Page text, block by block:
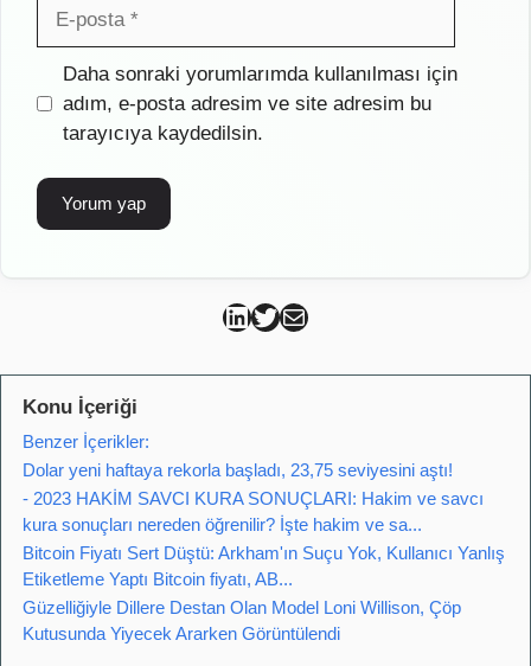
posta
İnternet
sitesi
Daha sonraki yorumlarımda kullanılması için
adım, e-posta adresim ve site adresim bu
tarayıcıya kaydedilsin.
Can Kütahya Linkedin
Can Kütahya Twitter
Can Kütahya Mail
Konu İçeriği
Benzer İçerikler:
Dolar yeni haftaya rekorla başladı, 23,75 seviyesini aştı!
- 2023 HAKİM SAVCI KURA SONUÇLARI: Hakim ve savcı
kura sonuçları nereden öğrenilir? İşte hakim ve sa...
Bitcoin Fiyatı Sert Düştü: Arkham'ın Suçu Yok, Kullanıcı Yanlış
Etiketleme Yaptı Bitcoin fiyatı, AB...
Güzelliğiyle Dillere Destan Olan Model Loni Willison, Çöp
Kutusunda Yiyecek Ararken Görüntülendi